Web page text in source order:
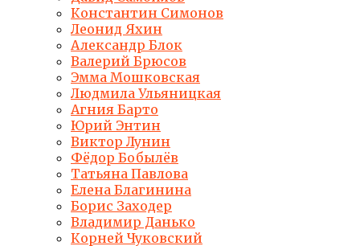
Константин Симонов
Леонид Яхин
Александр Блок
Валерий Брюсов
Эмма Мошковская
Людмила Ульяницкая
Агния Барто
Юрий Энтин
Виктор Лунин
Фёдор Бобылёв
Татьяна Павлова
Елена Благинина
Борис Заходер
Владимир Данько
Корней Чуковский